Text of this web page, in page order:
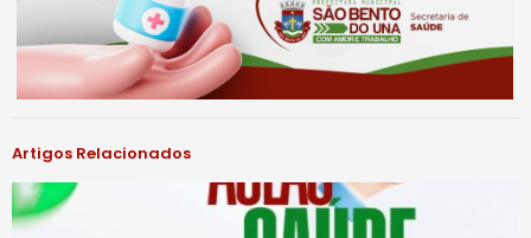
Artigos Relacionados